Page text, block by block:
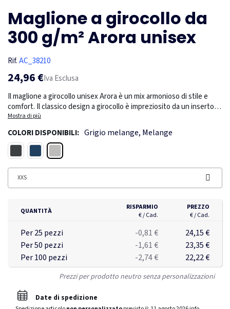
Maglione a girocollo da
300 g/m² Arora unisex
Rif.AC_38210
24,96 €Iva Esclusa
Il maglione a girocollo unisex Arora è un mix armonioso di stile e
comfort. Il classico design a girocollo è impreziosito da un inserto a
V a maglia piatta al centro, che aggiunge un tocco contemporaneo
al suo fascino senza tempo. L'interno spazzolato garantisce una
sensazione di eccezionale morbidezza, calore e accoglienza. Il
nastro di raso da spalla a spalla non solo migliora la durata, ma
aggiunge anche un sottile tocco di raffinatezza. Realizzato con una
combinazione di qualità di cotone e poliestere, con un peso di 300
g/m², questo maglione garantisce stile e comfort in diverse
occasioni.
Mostra di più
COLORI DISPONIBILI: Grigio melange, Melange
XXS
QUANTITÀ
RISPARMIO
€ / Cad.
PREZZO
€ / Cad.
Per 25 pezzi -0,81 €
24,15 €
Per 50 pezzi
-1,61 €
23,35 €
Per 100 pezzi
-2,74 € 22,22 €
Prezzi per prodotto neutro senza personalizzazioni
Date di spedizione